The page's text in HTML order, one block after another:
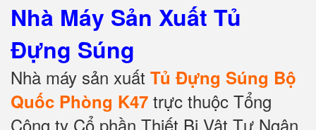
Nhà Máy Sản Xuất Tủ
Đựng Súng
Nhà máy sản xuất Tủ Đựng Súng Bộ
Quốc Phòng K47 trực thuộc Tổng
Công ty Cổ phần Thiết Bị Vật Tư Ngân